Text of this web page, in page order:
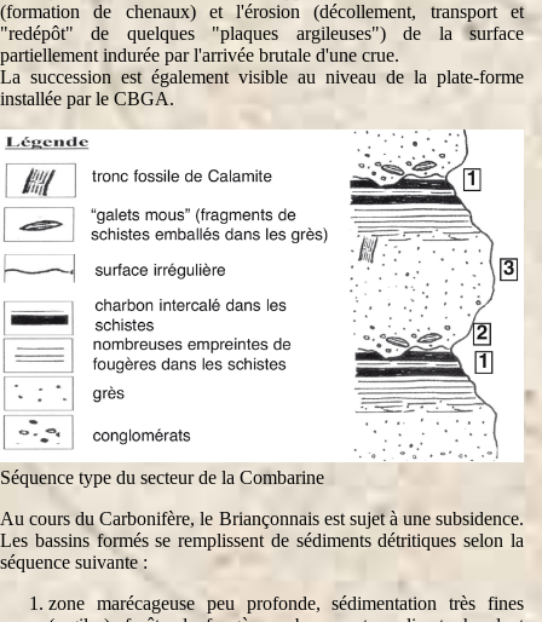
(formation de chenaux) et l'érosion (décollement, transport et
"redépôt" de quelques "plaques argileuses") de la surface
partiellement indurée par l'arrivée brutale d'une crue.
La succession est également visible au niveau de la plate-forme
installée par le CBGA.
Séquence type du secteur de la Combarine
Au cours du Carbonifère, le Briançonnais est sujet à une subsidence.
Les bassins formés se remplissent de sédiments détritiques selon la
séquence suivante :
zone marécageuse peu profonde, sédimentation très fines